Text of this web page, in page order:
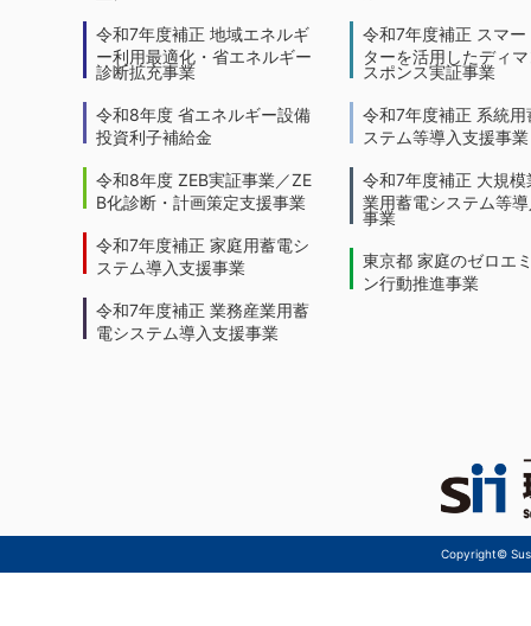
令和7年度補正 地域エネルギ
ー利用最適化・省エネルギー
診断拡充事業
令和8年度 省エネルギー設備
投資利子補給金
令和8年度 ZEB実証事業／ZE
B化診断・計画策定支援事業
令和7年度補正 家庭用蓄電シ
ステム導入支援事業
令和7年度補正 業務産業用蓄
電システム導入支援事業
令和7年度補正 スマー
ターを活用したディ
スポンス実証事業
令和7年度補正 系統用
ステム等導入支援事業
令和7年度補正 大規模
業用蓄電システム等
事業
東京都 家庭のゼロエ
ン行動推進事業
Copyright©